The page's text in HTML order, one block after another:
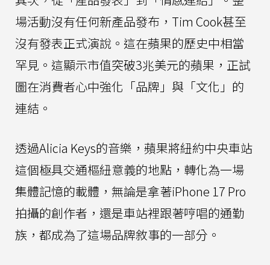
場活動沒有任何新產品發布，Tim Cook甚至
沒有發表正式演說。這在蘋果的歷史中相當
罕見。這顯示市值突破3兆美元的蘋果，正試
圖在消費者心中強化「品牌」與「文化」的
連結。
透過Alicia Keys的音樂，蘋果將紐約中央車站
這個極具交通樞紐意義的地點，轉化為一場
集體記憶的載體，無論是拿著iPhone 17 Pro
拍攝的創作者，還是車站裡跟著哼唱的通勤
族，都成為了這場品牌敘事的一部分。